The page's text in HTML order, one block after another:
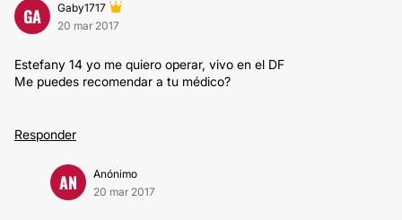
GA
Gaby1717
20 mar 2017
Estefany 14 yo me quiero operar, vivo en el DF
Me puedes recomendar a tu médico?
Responder
AN
Anónimo
20 mar 2017